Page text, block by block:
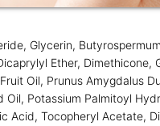
Glycerin,
Ether, Dimethicone,
Oil, Prunus Amygdalus
Oil, Potassium Palmitoyl
Acid, Tocopheryl Acetate,